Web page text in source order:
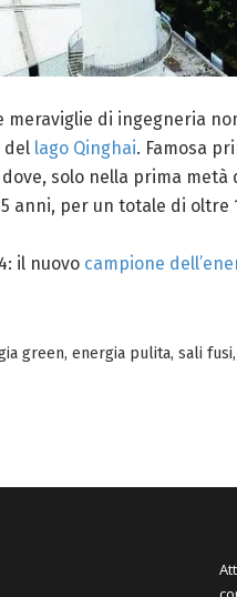
meraviglie di ingegneria
del lago Qinghai. Famosa
dove, solo nella prima
anni, per un totale di oltre
il nuovo campione
green, energia pulita, sali fusi,